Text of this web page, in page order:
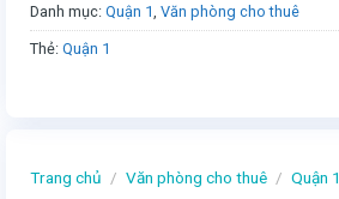
Trang chủ / Văn phòng cho thuê / Quận 1
Danh mục: Quận 1 Văn phòng cho thuê
Thẻ: Quận 1